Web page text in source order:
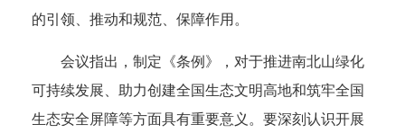
的引领、推动和规范、保障作用。
会议指出，制定《条例》，对于推进南北山绿化
可持续发展、助力创建全国生态文明高地和筑牢全国
生态安全屏障等方面具有重要意义。要深刻认识开展